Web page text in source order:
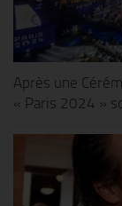
Après une
« Paris 2024 »